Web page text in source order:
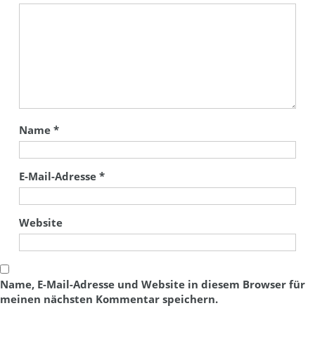
Name *
E-Mail-Adresse *
Website
Name, E-Mail-Adresse und Website in diesem Browser für
meinen nächsten Kommentar speichern.